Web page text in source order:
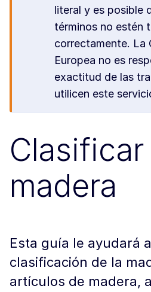
literal y es posible
términos no estén
correctamente. La
Europea no es
exactitud de las
utilicen este
Clasificar
madera
Esta guía le ayudará
clasificación de la
artículos de madera,